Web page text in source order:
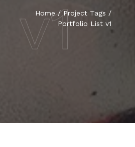
Home/ Project Tags /
Portfolio List v1